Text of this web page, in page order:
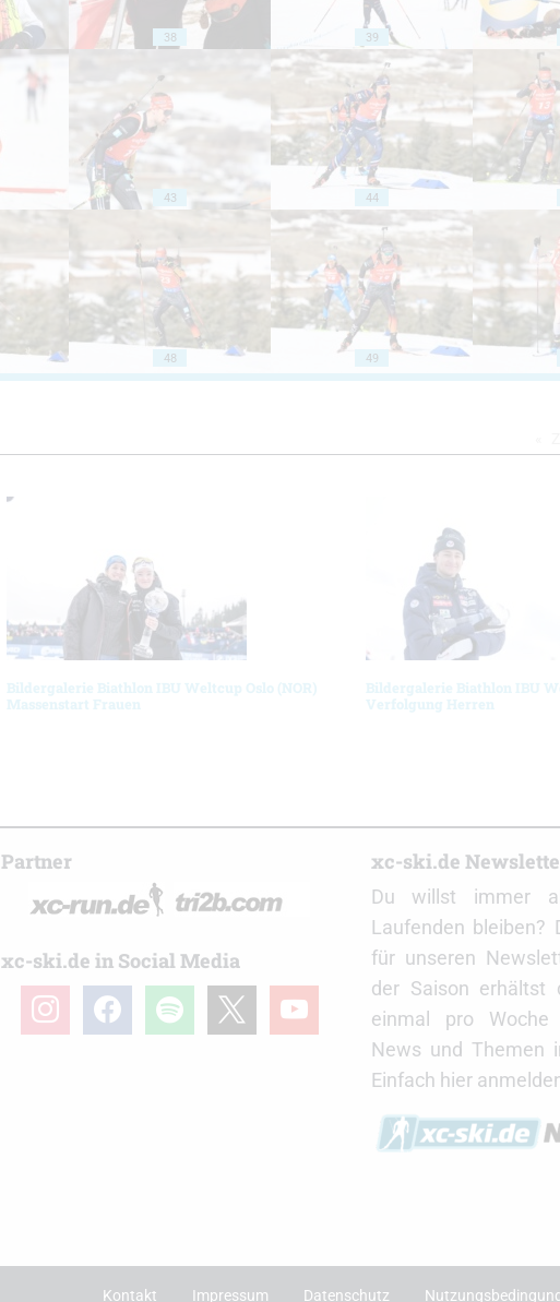
38 39
43 44
48 49
Bildergalerie Biathlon IBU Weltcup Oslo (NOR)
Massenstart Frauen
Bildergalerie Biathlon IBU
Verfolgung Herren
Partner
xc-ski.de in Social Media
instagramfacebookspotify youtube
xc-ski.de
Du willst immer
Laufenden bleiben?
für unseren
der Saison erhältst
einmal pro
News und Themen
Einfach hier
Kontakt Impressum Datenschutz